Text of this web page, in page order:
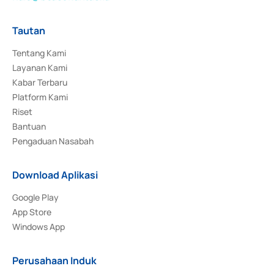
Tautan
Tentang Kami
Layanan Kami
Kabar Terbaru
Platform Kami
Riset
Bantuan
Pengaduan Nasabah
Download Aplikasi
Google Play
App Store
Windows App
Perusahaan Induk